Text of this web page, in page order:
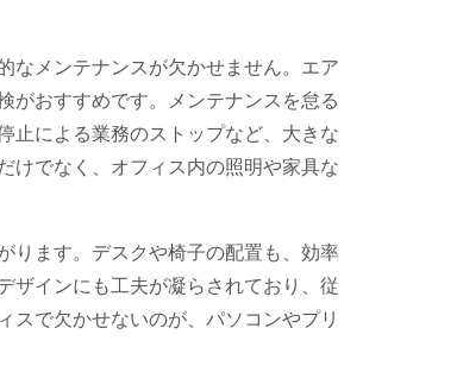
なメンテナンスが欠かせません。エア
がおすすめです。メンテナンスを怠る
止による業務のストップなど、大きな
けでなく、オフィス内の照明や家具な
ります。デスクや椅子の配置も、効率
ザインにも工夫が凝らされており、従
スで欠かせないのが、パソコンやプリ